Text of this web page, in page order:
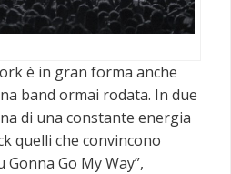
è in gran forma anche
band ormai rodata. In due
di una constante energia
quelli che convincono
Go My Way”,